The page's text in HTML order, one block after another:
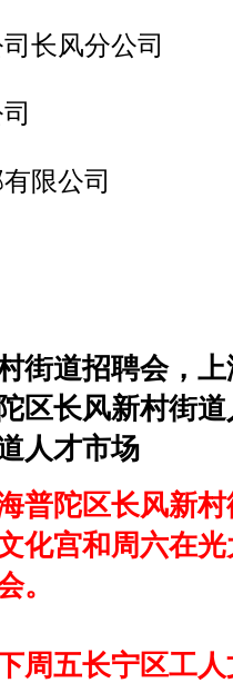
长风分公司
限公司
街道招聘会，
区长风新村街道
人才市场
普陀区长风新
化宫和周六在
。
周五长宁区工